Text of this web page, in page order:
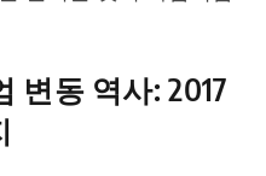
변동 역사: 2017